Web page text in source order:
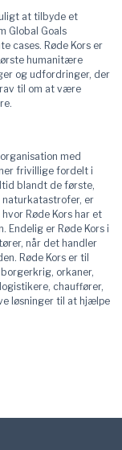
at tilbyde et
Global Goals
cases. Røde Kors er
humanitære
og udfordringer, der
til om at være
med
frivillige fordelt i
blandt de første,
naturkatastrofer, er
Røde Kors har et
er Røde Kors i
når det handler
Røde Kors er til
orkaner,
chauffører,
løsninger til at hjælpe